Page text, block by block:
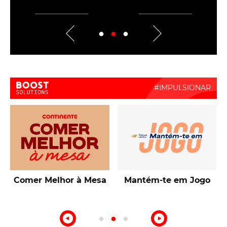
Boost Activate
Talentos de Lisboa
10ª Edição Prémio